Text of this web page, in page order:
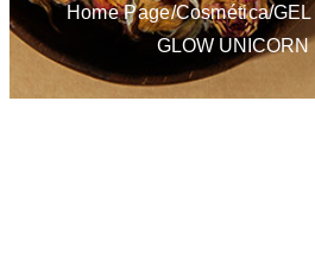
Home Page/Cosmética/GEL
GLOW UNICORN